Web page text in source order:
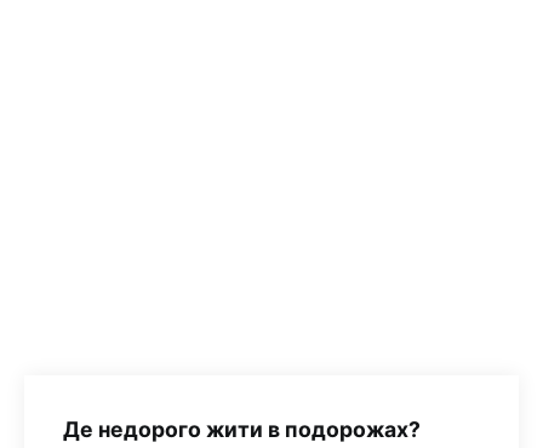
Де недорого жити в подорожах?